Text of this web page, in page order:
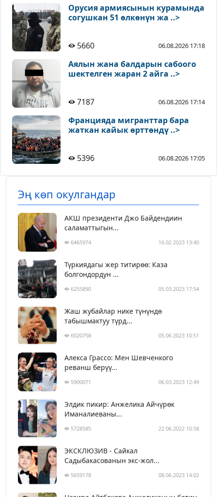
Орусия армиясынын курамында
согушкан 51 өлкөнүн жа ..>
5660 06.08.2026 17:18
Аялын жана балдарын сабоого
шектелген жаран 2 айга ..>
7187 06.08.2026 17:14
Францияда мигранттар бара
жаткан кайык өрттөндү ..>
5396 06.08.2026 17:05
Эң көп окулгандар
АКШ президенти Джо Байдендиин
саламаттыгын...
6465974 16.02.2023 13:40
Түркиядагы жер титирөө: Каза
болгондордун ...
6255890 05.03.2023 17:54
Жаш жубайлар нике түнүндө
табышмактуу түрд...
6020758 05.06.2023 10:51
Алекса Грассо: Мен Шевченкого
реванш берүү...
5900071 06.03.2023 12:49
Элдик пикир: Анжелика Айчүрөк
Иманалиеваны...
5728585 22.06.2022 10:58
ЭКСКЛЮЗИВ - Сайкал
Садыбакасованын экс-жол...
5659178 08.06.2023 14:02